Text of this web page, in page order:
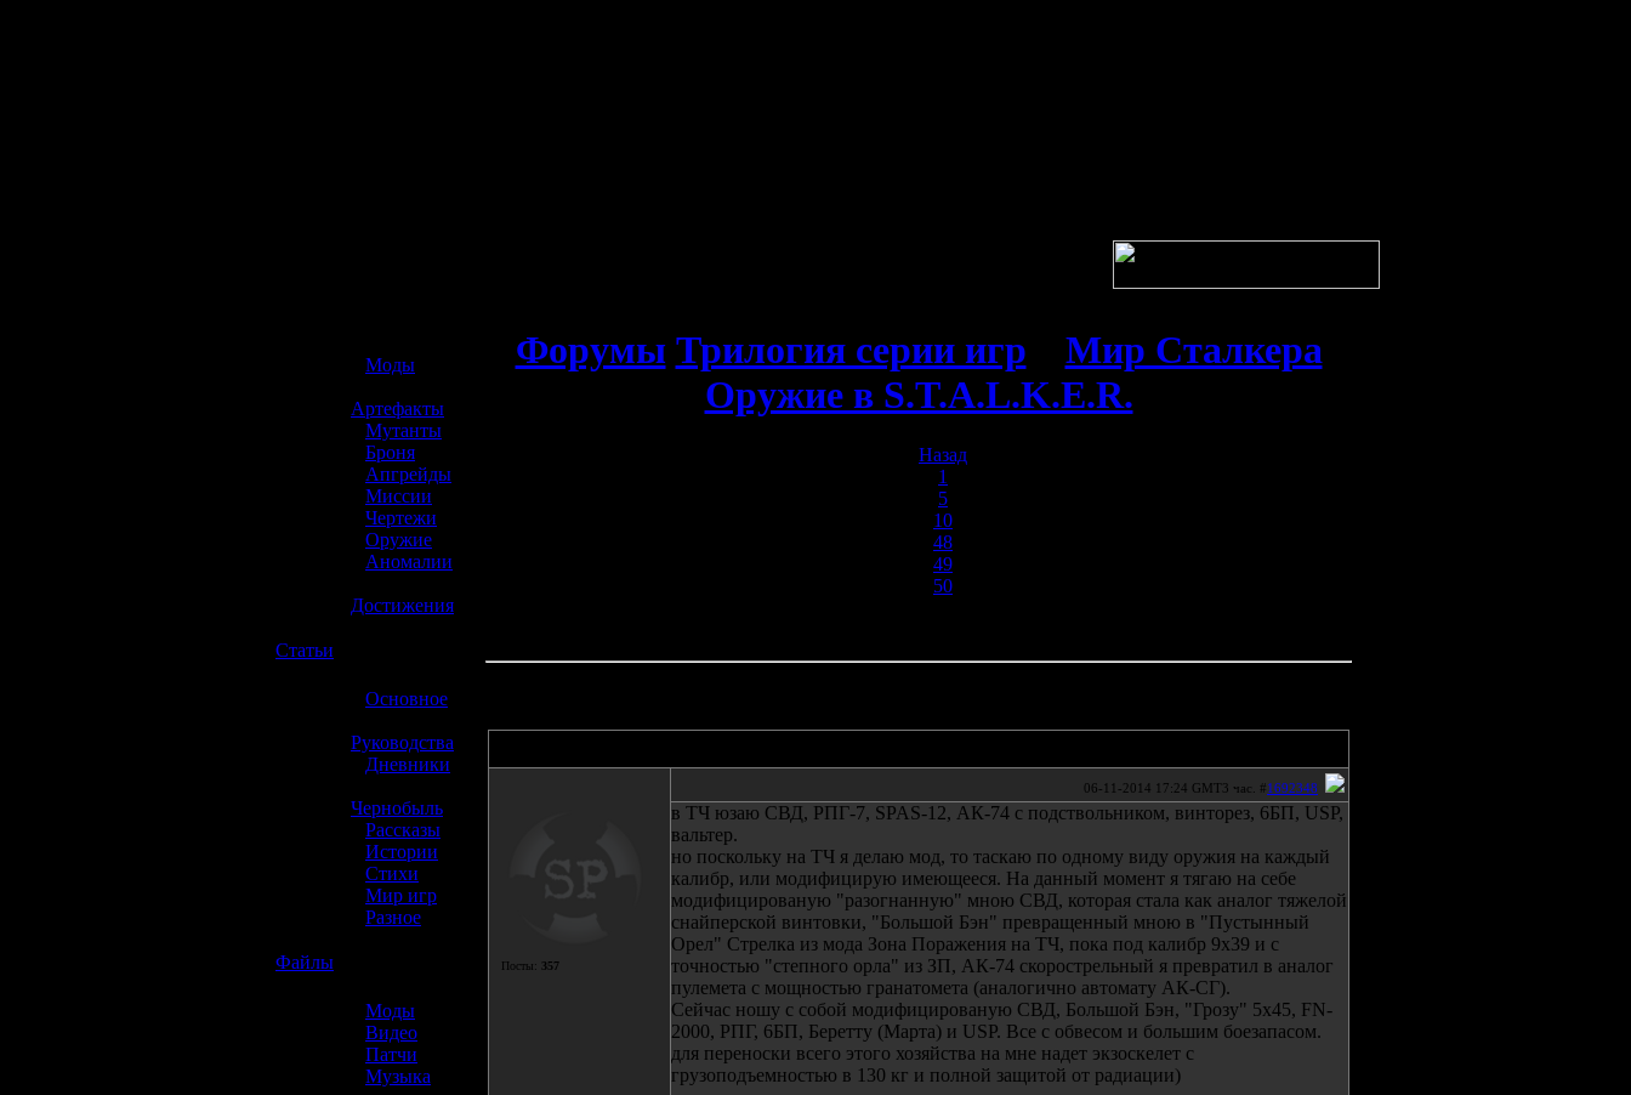
Моды
Артефакты
Мутанты
Броня
Апгрейды
Миссии
Чертежи
Оружие
Аномалии
Достижения
Статьи
Основное
Руководства
Дневники
Чернобыль
Рассказы
Истории
Стихи
Мир игр
Разное
Файлы
Моды
Видео
Патчи
Музыка
Форумы Трилогия серии игр
Мир Сталкера
Оружие в S.T.A.L.K.E.R.
Назад
1
5
10
48
49
50
Посты: 357
06-11-2014 17:24 GMT3 час. #1692348
в ТЧ юзаю СВД, РПГ-7, SPAS-12, АК-74 с подствольником, винторез, 6БП, USP,
вальтер.
но поскольку на ТЧ я делаю мод, то таскаю по одному виду оружия на каждый
калибр, или модифицирую имеющееся. На данный момент я тягаю на себе
модифицированую "разогнанную" мною СВД, которая стала как аналог тяжелой
снайперской винтовки, "Большой Бэн" превращенный мною в "Пустынный
Орел" Стрелка из мода Зона Поражения на ТЧ, пока под калибр 9х39 и с
точностью "степного орла" из ЗП, АК-74 скорострельный я превратил в аналог
пулемета с мощностью гранатомета (аналогично автомату АК-СГ).
Сейчас ношу с собой модифицированую СВД, Большой Бэн, "Грозу" 5х45, FN-
2000, РПГ, 6БП, Беретту (Марта) и USP. Все с обвесом и большим боезапасом.
для переноски всего этого хозяйства на мне надет экзоскелет с
грузоподъемностью в 130 кг и полной защитой от радиации)